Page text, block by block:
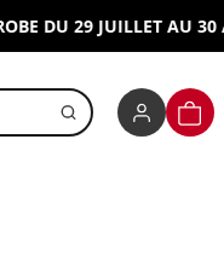
DU 29 JUILLET AU 30